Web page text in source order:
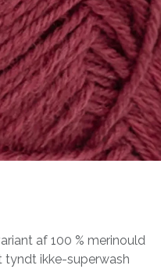
af 100 % merinould
tyndt ikke-superwash